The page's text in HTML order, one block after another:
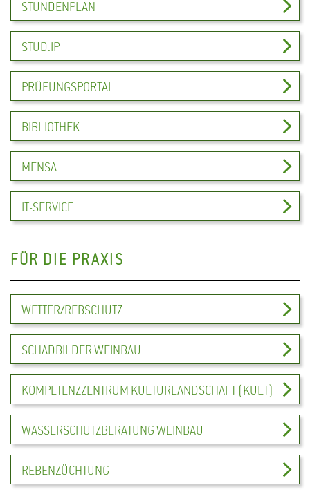
STUNDENPLAN
STUD.IP
PRÜFUNGSPORTAL
BIBLIOTHEK
MENSA
IT-SERVICE
FÜR DIE PRAXIS
WETTER/REBSCHUTZ
SCHADBILDER WEINBAU
KOMPETENZZENTRUM KULTURLANDSCHAFT (KULT)
WASSERSCHUTZBERATUNG WEINBAU
REBENZÜCHTUNG